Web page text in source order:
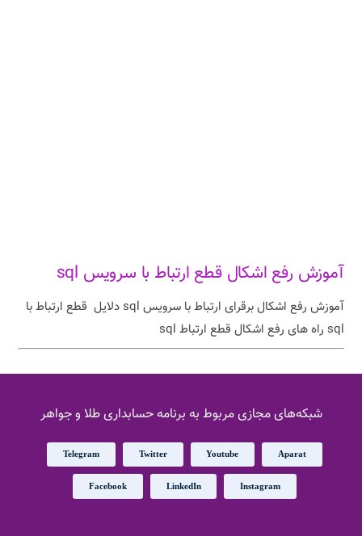
آموزش رفع اشکال قطع ارتباط با سرویس sql
آموزش رفع اشکال برقرای ارتباط با سرویس sql دلایل قطع ارتباط با
sql راه های رفع اشکال قطع ارتباط sql
شبکه‌های مجازی مربوط به برنامه حسابداری طلا و جواهر
Aparat
Youtube
Twitter
Telegram
Instagram
LinkedIn
Facebook